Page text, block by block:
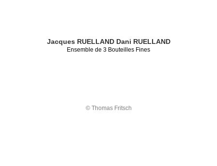
Jacques RUELLAND Dani RUELLAND
Ensemble de 3 Bouteilles Fines
© Thomas Fritsch